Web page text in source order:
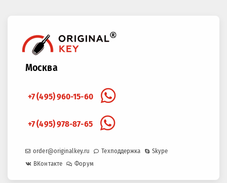
Москва
+7 (495) 960-15-60
+7 (495) 978-87-65
order@originalkey.ru Техподдержка
Skype
ВКонтакте
Форум